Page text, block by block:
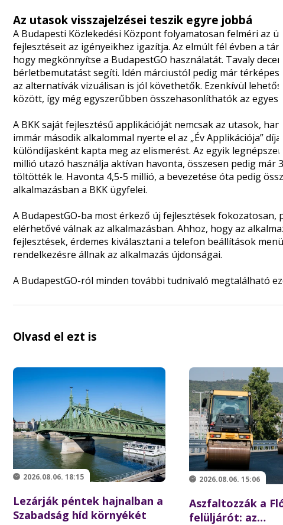
Az utasok visszajelzései teszik egyre jobbá
A Budapesti Közlekedési Központ folyamatosan felméri az
fejlesztéseit az igényeikhez igazítja. Az elmúlt fél évben a
hogy megkönnyítse a BudapestGO használatát. Tavaly
bérletbemutatást segíti. Idén márciustól pedig már
az alternatívák vizuálisan is jól követhetők. Ezenkívül
között, így még egyszerűbben összehasonlíthatók az
A BKK saját fejlesztésű applikációját nemcsak az utasok,
immár második alkalommal nyerte el az „Év Applikációja”
különdíjasként kapta meg az elismerést. Az egyik
millió utazó használja aktívan havonta, összesen pedig
töltötték le. Havonta 4,5-5 millió, a bevezetése óta pedig
alkalmazásban a BKK ügyfelei.
A BudapestGO-ba most érkező új fejlesztések
elérhetővé válnak az alkalmazásban. Ahhoz, hogy az
fejlesztések, érdemes kiválasztani a telefon beállítások
rendelkezésre állnak az alkalmazás újdonságai.
A BudapestGO-ról minden további tudnivaló megtalálható
Olvasd el ezt is
2026.08.06. 18:15
Lezárják péntek hajnalban a
Szabadság híd környékét
2026.08.06. 15:06
Aszfaltozzák a
felüljárót: az